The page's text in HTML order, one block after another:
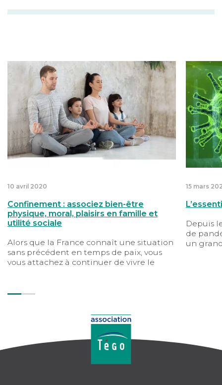
Confinement : associez bien-être physique, moral,
10 avril 2020
Confinement : associez bien-être
physique, moral, plaisirs en famille et
utilité sociale
Alors que la France connaît une situation
sans précédent en temps de paix, vous
vous attachez à continuer de vivre le
voyages intérieurs aux joies en famille ou
15 mars
Depuis
de
un